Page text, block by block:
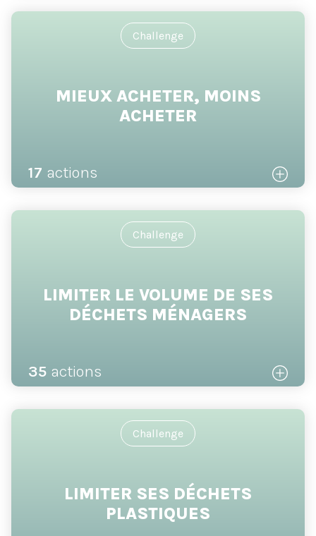
Challenge
MIEUX ACHETER, MOINS
ACHETER
17 actions
Challenge
LIMITER LE VOLUME DE SES
DÉCHETS MÉNAGERS
35 actions
Challenge
LIMITER SES DÉCHETS
PLASTIQUES